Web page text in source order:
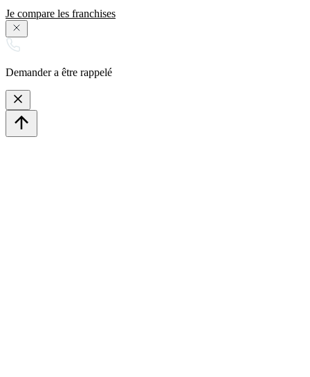
Je compare les franchises
Demander a être rappelé